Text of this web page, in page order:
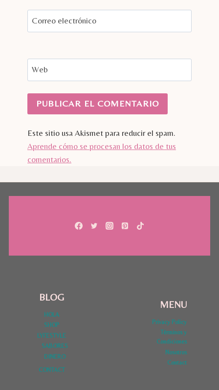
Correo electrónico
Web
Este sitio usa Akismet para reducir el spam.
Aprende cómo se procesan los datos de tus
comentarios.
BLOG
HOLA
SHOP
LYFESTYLE
SABORES
DINERO
CONTACT
MENU
Privacy Policy
Términos y
Condiciones
Nosotros
Contact